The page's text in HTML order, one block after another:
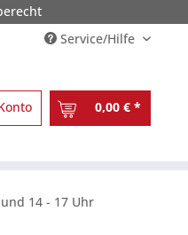
Service/Hilfe
0,00 € *
14 - 17 Uhr